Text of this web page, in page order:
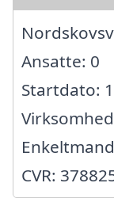
Ansatte: 0
Startdato:
CVR: